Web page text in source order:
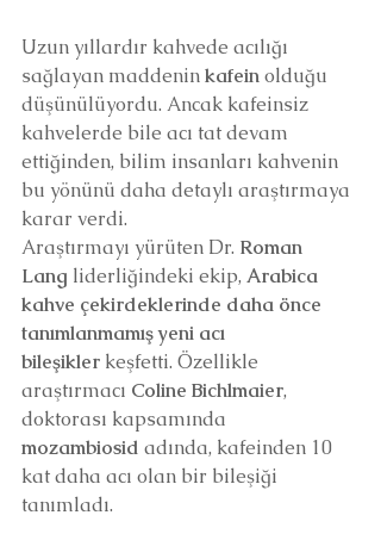
Uzun yıllardır kahvede acılığı
sağlayan maddenin kafein olduğu
düşünülüyordu. Ancak kafeinsiz
kahvelerde bile acı tat devam
ettiğinden, bilim insanları kahvenin
bu yönünü daha detaylı araştırmaya
karar verdi.
Araştırmayı yürüten Dr. Roman
Lang liderliğindeki ekip, Arabica
kahve çekirdeklerinde daha önce
tanımlanmamış yeni acı
bileşikler keşfetti. Özellikle
araştırmacı Coline Bichlmaier,
doktorası kapsamında
mozambiosid adında, kafeinden 10
kat daha acı olan bir bileşiği
tanımladı.